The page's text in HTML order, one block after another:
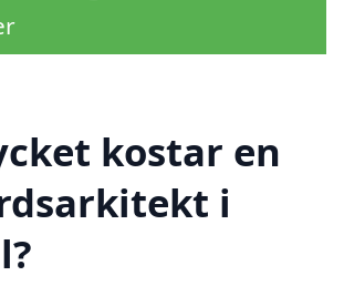
kostar en
i